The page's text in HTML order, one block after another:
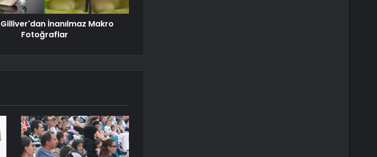
İnanılmaz Makro
Fotoğraflar